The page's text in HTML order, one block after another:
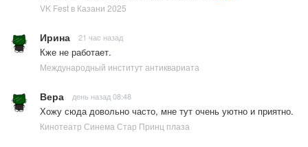
VK Fest в Казани 2025
Ирина 21 час назад
Кже не работает.
Международный институт антиквариата
Вера день назад 08:48
Хожу сюда довольно часто, мне тут очень уютно и приятно.
Кинотеатр Синема Стар Принц плаза